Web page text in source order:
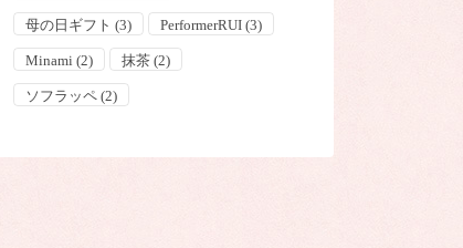
母の日ギフト (3) PerformerRUI (3)
Minami (2) 抹茶 (2)
ソフラッペ (2)